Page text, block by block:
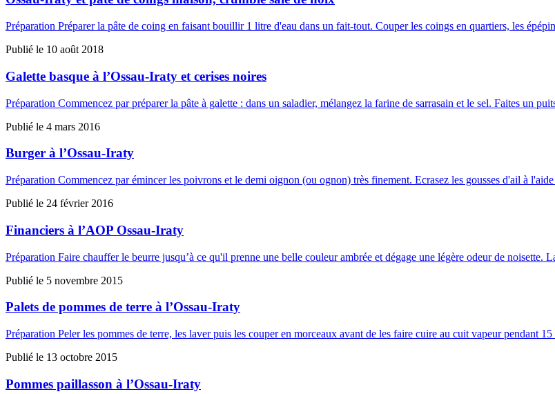
Préparation Préparer la pâte de coing en faisant bouillir 1 litre d'eau dans un fait-tout. Couper les coings en quartiers, les
Publié le 10 août 2018
Galette basque à l’Ossau-Iraty et cerises noires
Préparation Commencez par préparer la pâte à galette : dans un saladier, mélangez la farine de sarrasain et le sel. Faites un
Publié le 4 mars 2016
Burger à l’Ossau-Iraty
Préparation Commencez par émincer les poivrons et le demi oignon (ou ognon) très finement. Ecrasez les gousses d'ail à
Publié le 24 février 2016
Financiers à l’AOP Ossau-Iraty
Préparation Faire chauffer le beurre jusqu’à ce qu'il prenne une belle couleur ambrée et dégage une légère odeur de
Publié le 5 novembre 2015
Palets de pommes de terre à l’Ossau-Iraty
Préparation Peler les pommes de terre, les laver puis les couper en morceaux avant de les faire cuire au cuit vapeur pendant
Publié le 13 octobre 2015
Pommes paillasson à l’Ossau-Iraty